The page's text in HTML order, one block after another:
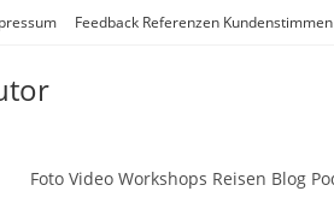
Feedback Referenzen Kundenstimmen
Foto Video Workshops Reisen Blog